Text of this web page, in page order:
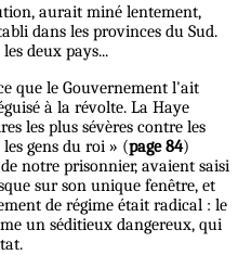
aurait miné lentement,
dans les provinces du Sud.
deux pays...
que le Gouvernement l'ait
à la révolte. La Haye
les plus sévères contre les
gens du roi » (page 84)
notre prisonnier, avaient saisi
sur son unique fenêtre, et
de régime était radical : le
un séditieux dangereux, qui